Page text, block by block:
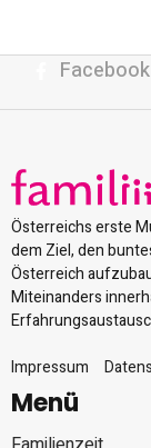
Facebook
Österreichs erste
dem Ziel, den
Österreich
Miteinanders
Impressum
Menü